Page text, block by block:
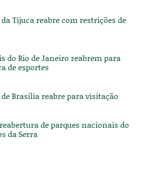
Tijuca reabre com restrições de
do Rio de Janeiro reabrem para
de esportes
Brasília reabre para visitação
de parques nacionais do
da Serra